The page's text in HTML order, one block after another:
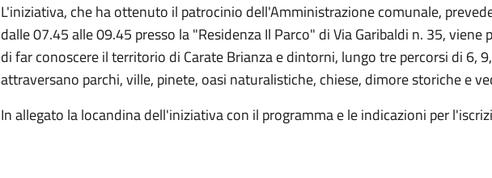
L'iniziativa, che ha ottenuto il patrocinio dell'Amministrazione comunale,
dalle 07.45 alle 09.45 presso la "Residenza Il Parco" di Via Garibaldi n. 35, viene
di far conoscere il territorio di Carate Brianza e dintorni, lungo tre percorsi di 6,
attraversano parchi, ville, pinete, oasi naturalistiche, chiese, dimore storiche e
In allegato la locandina dell'iniziativa con il programma e le indicazioni per